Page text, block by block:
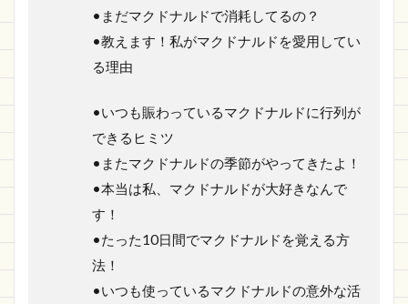
•まだマクドナルドで消耗してるの？
•教えます！私がマクドナルドを愛用してい
る理由
•いつも賑わっているマクドナルドに行列が
できるヒミツ
•またマクドナルドの季節がやってきたよ！
•本当は私、マクドナルドが大好きなんで
す！
•たった10日間でマクドナルドを覚える方
法！
•いつも使っているマクドナルドの意外な活